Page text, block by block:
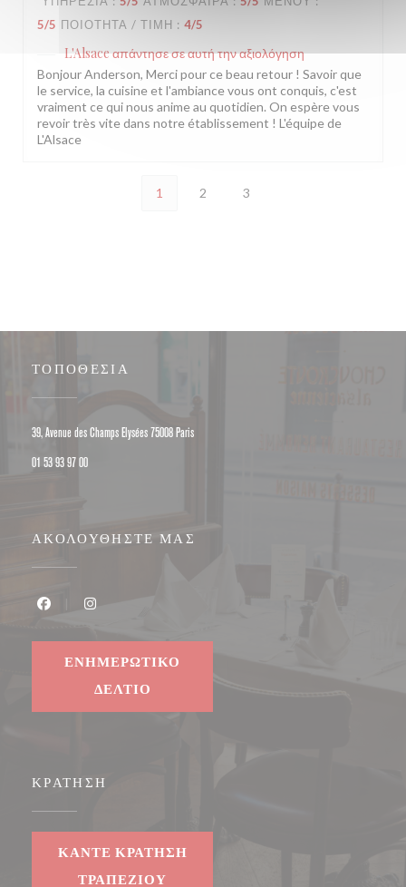
5/5 ΠΟΙΌΤΗΤΑ / ΤΙΜΉ : 4/5
L'Alsace απάντησε σε αυτή την αξιολόγηση
Bonjour Anderson, Merci pour ce beau retour ! Savoir que
le service, la cuisine et l'ambiance vous ont conquis, c'est
vraiment ce qui nous anime au quotidien. On espère vous
revoir très vite dans notre établissement ! L'équipe de
L'Alsace
1 2 3
ΤΟΠΟΘΕΣΊΑ
39, Avenue des Champs Elysées 75008 Paris((ανοίγει σε νέο παράθυρο))
01 53 93 97 00
ΑΚΟΛΟΥΘΉΣΤΕ ΜΑΣ
ΕΝΗΜΕΡΩΤΙΚΌ
ΔΕΛΤΊΟ
ΚΡΆΤΗΣΗ
ΚΆΝΤΕ ΚΡΆΤΗΣΗ
ΤΡΑΠΕΖΙΟΎ